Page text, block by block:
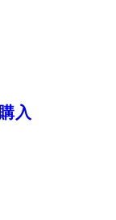
入